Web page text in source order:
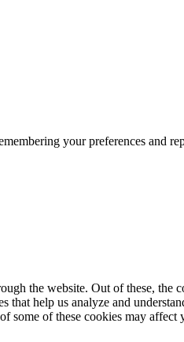
your preferences
the website. Out of these, the
help us analyze and
some of these cookies may affect